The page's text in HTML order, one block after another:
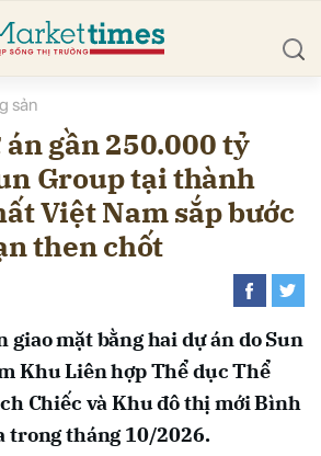
sản
gần 250.000 tỷ
Group tại thành
Việt Nam sắp bước
then chốt
giao mặt bằng hai dự án do Sun
Khu Liên hợp Thể dục Thể
Chiếc và Khu đô thị mới Bình
trong tháng 10/2026.